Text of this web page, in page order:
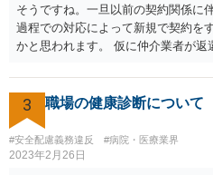
内容に関するミスなので、今後はよ
ます。 ③証拠のナンバーが入らない
まになっている →形式ミスですね。
ショットの証拠が縦長や横長に印刷
ないことはない) →こちらも③と同
り、①～④も訴訟の勝敗に直結する
致命的なミスではないと思います。
として当然確認すべきでありますの
そうですね。一旦以前の契約関係に
過程での対応によって新規で契約を
かと思われます。 仮に仲介業者が
3 職場の健康診断について
#安全配慮義務違反 #病院・医療業界
2023年2月26日